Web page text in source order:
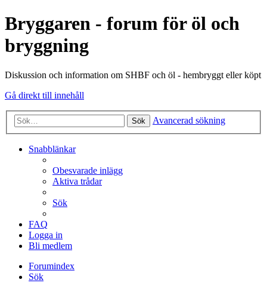
Bryggaren - forum för öl och
bryggning
Diskussion och information om SHBF och öl - hembryggt eller köpt
Gå direkt till innehåll
Sök Avancerad sökning
Snabblänkar
Obesvarade inlägg
Aktiva trådar
Sök
FAQ
Logga in
Bli medlem
Forumindex
Sök